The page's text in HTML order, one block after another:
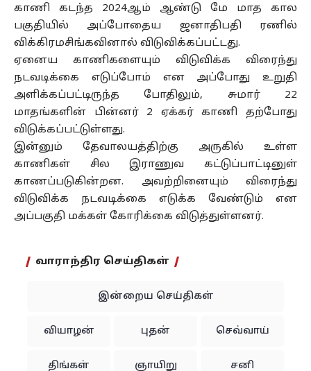
காணி கடந்த 2024ஆம் ஆண்டு மே மாத கால
பகுதியில் அப்போதைய ஜனாதிபதி ரணில்
விக்கிரமசிங்கவினால் விடுவிக்கப்பட்டது.
ஏனைய காணிகளையும் விடுவிக்க விரைந்து
நடவடிக்கை எடுப்போம் என அப்போது உறுதி
அளிக்கப்பட்டிருந்த போதிலும், சுமார் 22
மாதங்களின் பின்னர் 2 ஏக்கர் காணி தற்போது
விடுக்கப்பட்டுள்ளது.
இன்னும் தேவாலயத்திற்கு அருகில் உள்ள
காணிகள் சில இராணுவ கட்டுப்பாட்டினுள்
காணப்படுகின்றன. அவற்றினையும் விரைந்து
விடுவிக்க நடவடிக்கை எடுக்க வேண்டும் என
அப்பகுதி மக்கள் கோரிக்கை விடுத்துள்ளனர்.
வாராந்திர செய்திகள்
இன்றைய செய்திகள்
வியாழன் புதன் செவ்வாய்
திங்கள் ஞாயிறு சனி